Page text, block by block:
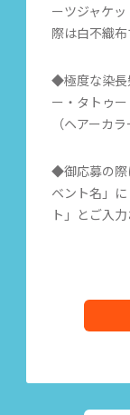
ーツジャケ
際は白不織
◆極度な染長
ー・タトゥ
（ヘアーカ
◆御応募の際
ベント名」
ト」とご入